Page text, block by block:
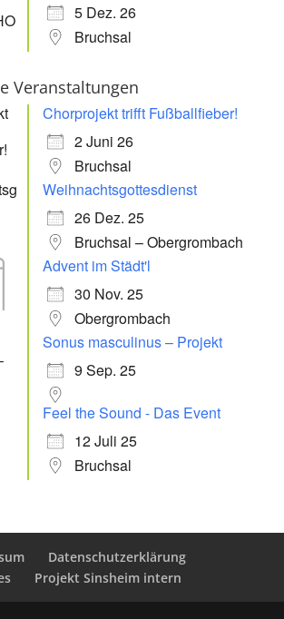
5 Dez. 26
Bruchsal
Veranstaltungen
Chorprojekt trifft Fußballfieber!
2 Juni 26
Bruchsal
Weihnachtsgottesdienst
26 Dez. 25
Bruchsal – Obergrombach
Advent im Städt'l
30 Nov. 25
Obergrombach
Sonus masculinus – Projekt
9 Sep. 25
Feel the Sound - Das Event
12 Juli 25
Bruchsal
Datenschutzerklärung
Projekt Sinsheim intern